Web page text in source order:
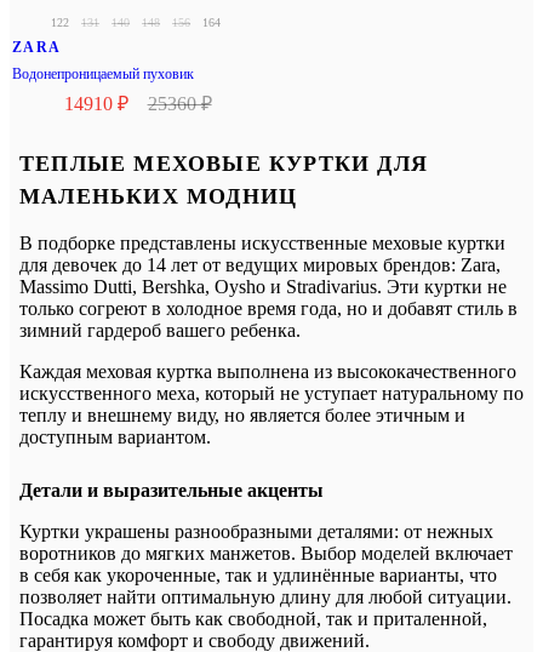
122 131 140 148 156 164
ZARA
Водонепроницаемый пуховик
14910 ₽ 25360 ₽
ТЕПЛЫЕ МЕХОВЫЕ КУРТКИ ДЛЯ
МАЛЕНЬКИХ МОДНИЦ
В подборке представлены искусственные меховые куртки
для девочек до 14 лет от ведущих мировых брендов: Zara,
Massimo Dutti, Bershka, Oysho и Stradivarius. Эти куртки не
только согреют в холодное время года, но и добавят стиль в
зимний гардероб вашего ребенка.
Каждая меховая куртка выполнена из высококачественного
искусственного меха, который не уступает натуральному по
теплу и внешнему виду, но является более этичным и
доступным вариантом.
Детали и выразительные акценты
Куртки украшены разнообразными деталями: от нежных
воротников до мягких манжетов. Выбор моделей включает
в себя как укороченные, так и удлинённые варианты, что
позволяет найти оптимальную длину для любой ситуации.
Посадка может быть как свободной, так и приталенной,
гарантируя комфорт и свободу движений.